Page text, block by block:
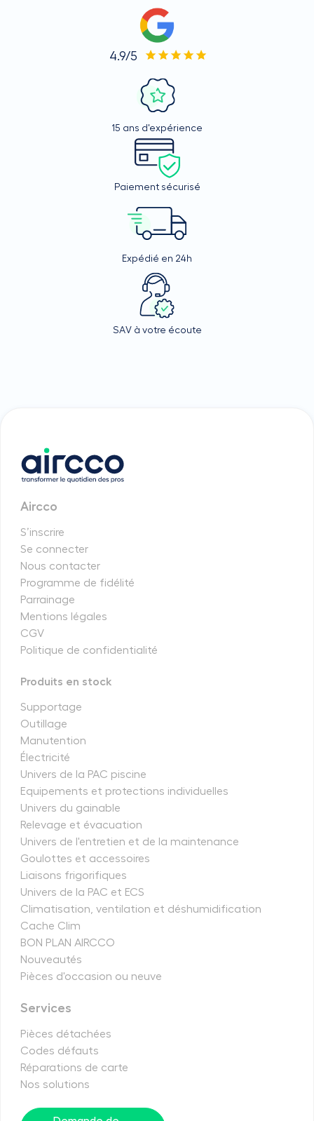
4.9/5
15 ans d'expérience
Paiement sécurisé
Expédié en 24h
SAV à votre écoute
Aircco
S’inscrire
Se connecter
Nous contacter
Programme de fidélité
Parrainage
Mentions légales
CGV
Politique de confidentialité
Produits en stock
Supportage
Outillage
Manutention
Électricité
Univers de la PAC piscine
Equipements et protections individuelles
Univers du gainable
Relevage et évacuation
Univers de l'entretien et de la maintenance
Goulottes et accessoires
Liaisons frigorifiques
Univers de la PAC et ECS
Climatisation, ventilation et déshumidification
Cache Clim
BON PLAN AIRCCO
Nouveautés
Pièces d'occasion ou neuve
Services
Pièces détachées
Codes défauts
Réparations de carte
Nos solutions